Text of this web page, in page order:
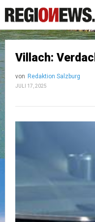
Villach:
von Redaktion Salzburg
JULI 17, 2025